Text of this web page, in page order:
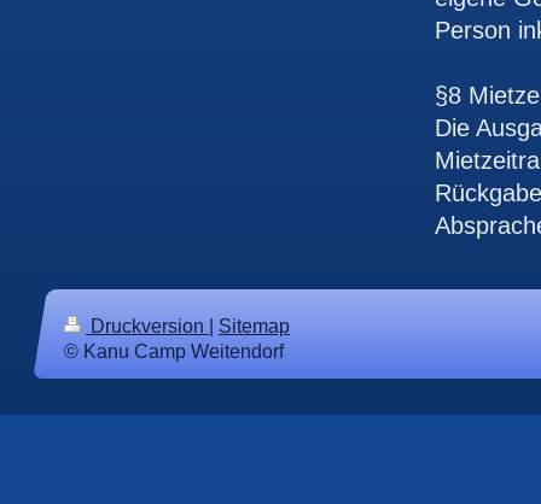
Person
§8
Die
Druckversion
Sitemap
© Kanu Camp Weitendorf